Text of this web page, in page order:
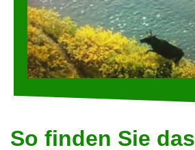
So finden Sie das